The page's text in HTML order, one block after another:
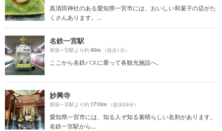
真清田神社のある愛知県一宮市には、おいしい和菓子の店がた
くさんあります。...
名鉄一宮駅
尾張一宮駅より約40m （徒歩1分）
ここから名鉄バスに乗って各観光施設へ。
妙興寺
尾張一宮駅より約1710m （徒歩29分）
愛知県一宮市には、知る人ぞ知る素晴らしい名刹があります。
名鉄一宮駅から...